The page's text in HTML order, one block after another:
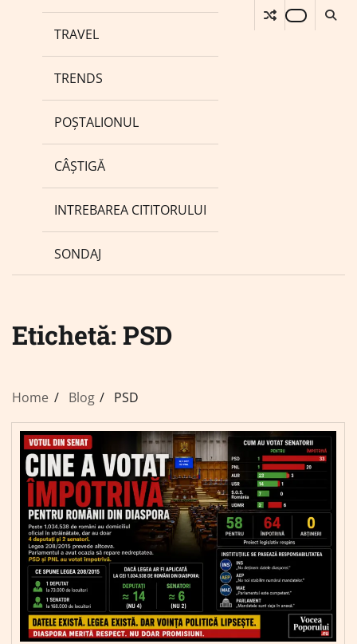
TRAVEL
TRENDS
POȘTALIONUL
CÂȘTIGĂ
INTREBAREA CITITORULUI
SONDAJ
Etichetă: PSD
Home Blog PSD